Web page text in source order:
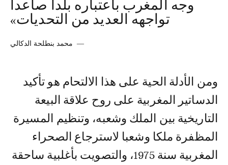
وجه المغرب باعتباره بلدا صاعدا
تواجهه العديد من التحديات»
— محمد بنطلحة الدكالي
ومن الأدلة الحية على هذا الالتحام هو تأكيد
الدساتير المغربية على روح علاقة البيعة
التاريخية بين الملك وشعبه، وتنظيم المسيرة
المظفرة ملكا وشعبا لاسترجاع الصحراء
المغربية سنة 1975، والتصويت بأغلبية ساحقة